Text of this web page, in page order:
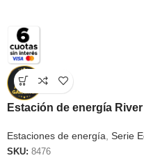
Estación de energía River
Estaciones de energía Serie
SKU: 8476